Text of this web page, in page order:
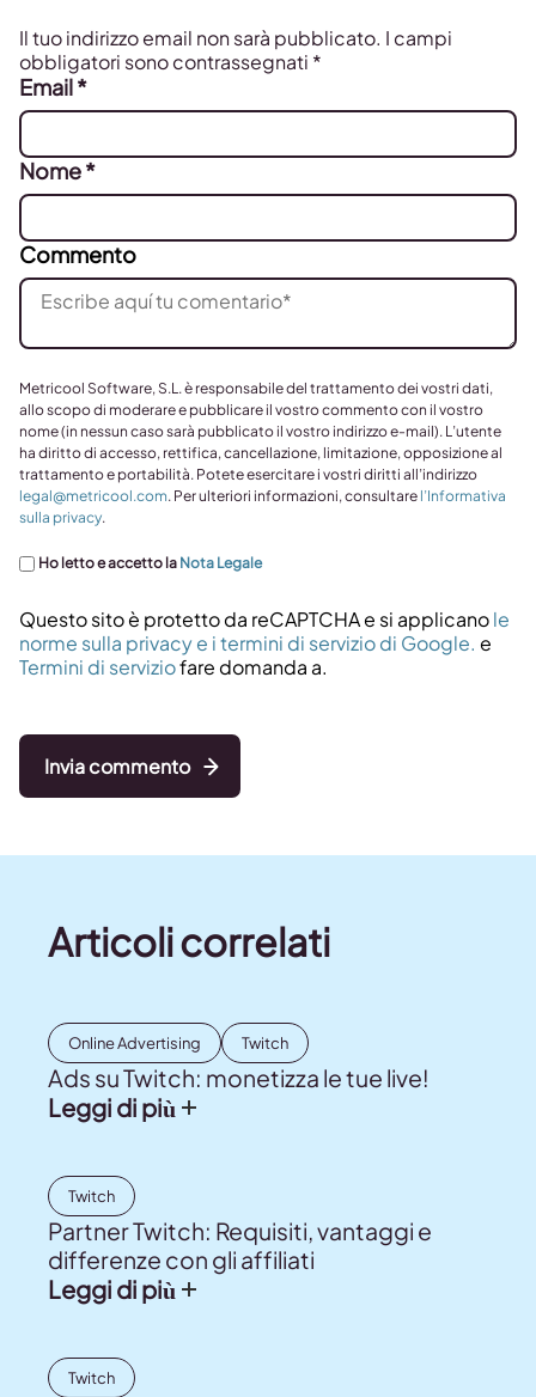
Il tuo indirizzo email non sarà pubblicato. I campi
obbligatori sono contrassegnati *
Email*
Nome*
Commento
Metricool Software, S.L. è responsabile del trattamento dei vostri dati,
allo scopo di moderare e pubblicare il vostro commento con il vostro
nome (in nessun caso sarà pubblicato il vostro indirizzo e-mail). L’utente
ha diritto di accesso, rettifica, cancellazione, limitazione, opposizione al
trattamento e portabilità. Potete esercitare i vostri diritti all’indirizzo
legal@metricool.com. Per ulteriori informazioni, consultare l’Informativa
sulla privacy.
Ho letto e accetto la Nota Legale
Questo sito è protetto da reCAPTCHA e si applicanole
norme sulla privacy e i termini di servizio di Google. e
Termini di serviziofare domanda a.
Invia commento
Articoli correlati
Online Advertising Twitch
Ads su Twitch: monetizza le tue live!
Leggi di più
Twitch
Partner Twitch: Requisiti, vantaggi e
differenze con gli affiliati
Leggi di più
Twitch